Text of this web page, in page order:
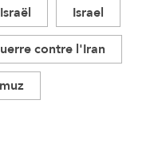
Israël
Israel
contre l'Iran